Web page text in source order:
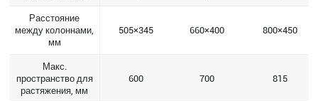
Расстояние
между колоннами,
мм
505×345 660×400 800×450
Макс.
пространство для
растяжения, мм
600 700 815